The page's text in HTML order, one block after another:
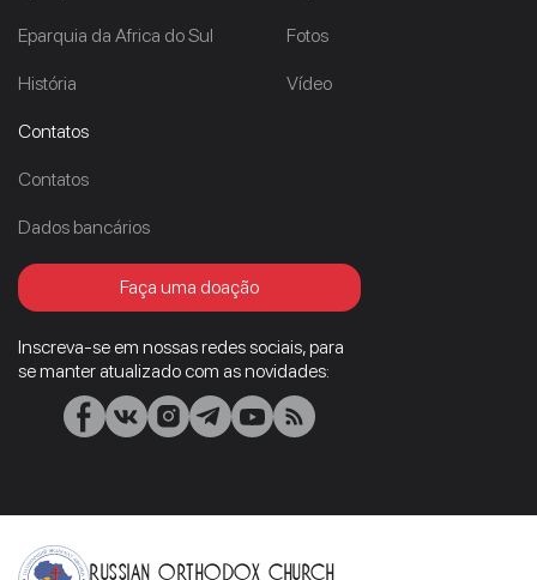
Eparquia da Africa do Sul
História
Fotos
Vídeo
Contatos
Contatos
Dados bancários
Faça uma doação
Inscreva-se em nossas redes sociais, para
se manter atualizado com as novidades:
Russian Orthodox Church